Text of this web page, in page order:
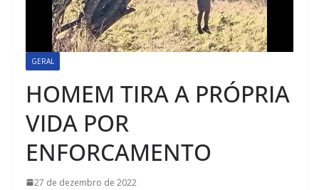
GERAL
HOMEM TIRA A PRÓPRIA
VIDA POR
ENFORCAMENTO
27 de dezembro de 2022